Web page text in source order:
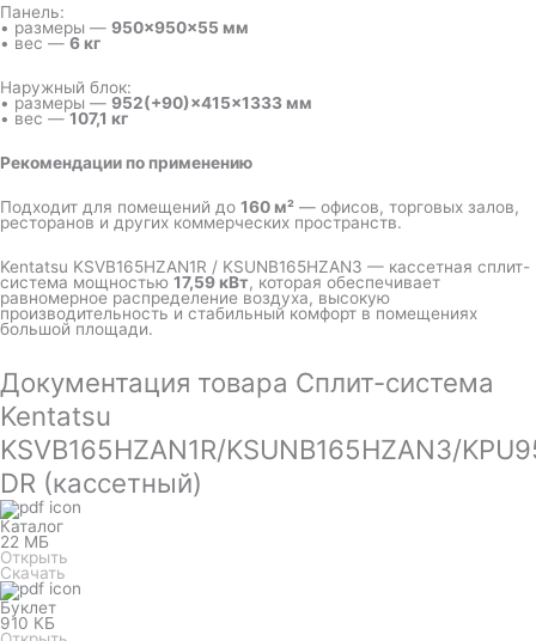
Панель:
• размеры — 950×950×55 мм
• вес —6 кг
Наружный блок:
• размеры — 952(+90)×415×1333 мм
• вес —107,1 кг
Рекомендации по применению
Подходит для помещений до 160 м² — офисов, торговых залов,
ресторанов и других коммерческих пространств.
Kentatsu KSVB165HZAN1R / KSUNB165HZAN3 — кассетная сплит-
система мощностью 17,59 кВт, которая обеспечивает
равномерное распределение воздуха, высокую
производительность и стабильный комфорт в помещениях
большой площади.
Документация товара Сплит-система
Kentatsu
KSVB165HZAN1R/KSUNB165HZAN3/
DR (кассетный)
Каталог
22 МБ
Открыть
Скачать
Буклет
910 КБ